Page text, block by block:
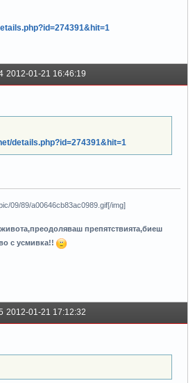
2012-01-21 16:46:19
details.php?id=274391&hit=1
09/89/a00646cb83ac0989.gif[/img]
препятствията,биеш
с усмивка!!
2012-01-21 17:12:32